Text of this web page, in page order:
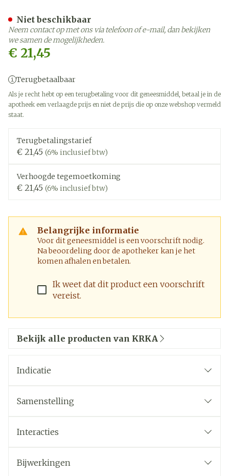
€ 21,45
Terugbetaalbaar
Als je recht hebt op een terugbetaling voor dit geneesmiddel, betaal je in de
apotheek een verlaagde prijs en niet de prijs die op onze webshop vermeld
staat.
Terugbetalingstarief
€ 21,45 (6% inclusief btw)
Verhoogde tegemoetkoming
€ 21,45 (6% inclusief btw)
Belangrijke informatie
Voor dit geneesmiddel is een voorschrift nodig.
Na beoordeling door de apotheker kan je het
komen afhalen en betalen.
Ik weet dat dit product een voorschrift
vereist.
Niet beschikbaar
Neem contact op met ons via telefoon of e-mail, dan bekijken
we samen de mogelijkheden.
Bekijk alle producten van KRKA
Indicatie
Samenstelling
Interacties
Bijwerkingen